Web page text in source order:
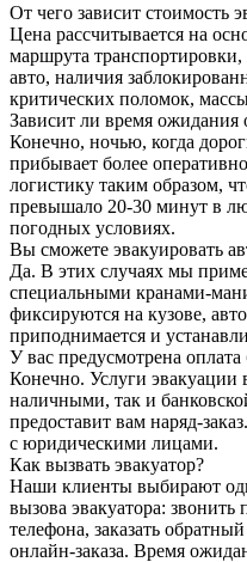
От чего зависит стоимость
Цена рассчитывается на
маршрута
авто, наличия
критических поломок,
Зависит ли время ожидания
Конечно, ночью, когда
прибывает более
логистику таким образом,
превышало 20-30 минут в
погодных условиях.
Вы сможете эвакуировать
Да. В этих случаях мы
специальными кранами-
фиксируются на кузове,
приподнимается и
У вас предусмотрена
Конечно. Услуги эвакуации
наличными, так и
предоставит вам наряд-
с юридическими лицами.
Как вызвать эвакуатор?
Наши клиенты выбирают
вызова эвакуатора:
телефона, заказать
онлайн-заказа. Время